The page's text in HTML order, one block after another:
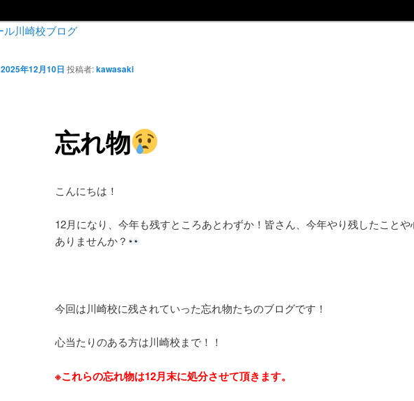
忘れ物
2025年12月10日 投稿者:kawasaki
こんにちは！
12月になり、今年も残すところあとわずか！皆さん、今年やり残したことや
ありませんか？
今回は川崎校に残されていった忘れ物たちのブログです！
心当たりのある方は川崎校まで！！
※これらの忘れ物は12月末に処分させて頂きます。